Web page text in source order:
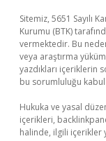
Sitemiz, 5651 Sayılı
Kurumu (BTK)
vermektedir. Bu
veya araştırma
yazdıkları içeriklerin
bu sorumluluğu kabul
Hukuka ve yasal
içerikleri,
halinde, ilgili içerikler